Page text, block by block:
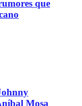
que
Mosa